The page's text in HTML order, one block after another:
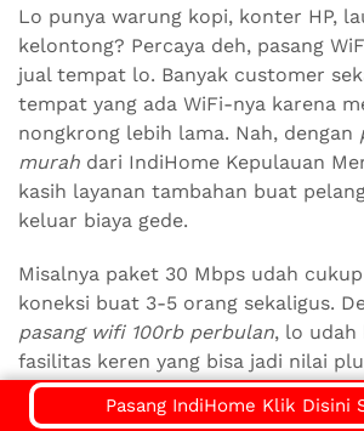
Lo punya warung kopi, konter HP,
kelontong? Percaya deh, pasang
jual tempat lo. Banyak customer
tempat yang ada WiFi-nya karena
nongkrong lebih lama. Nah, dengan
murah dari IndiHome Kepulauan
kasih layanan tambahan buat
keluar biaya gede.
Misalnya paket 30 Mbps udah
koneksi buat 3-5 orang sekaligus.
pasang wifi 100rb perbulan, lo udah
fasilitas keren yang bisa jadi nilai
pelanggan. Dan nggak sedikit
omzetnya naik setelah mereka
Pasang IndiHome Klik Disini